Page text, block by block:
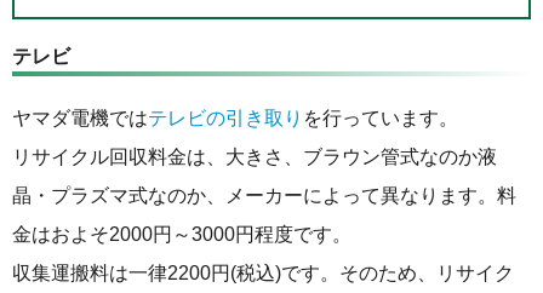
テレビ
ヤマダ電機ではテレビの引き取り を行っています。
リサイクル回収料金は、大きさ、ブラウン管式なのか液
晶・プラズマ式なのか、メーカーによって異なります。料
金はおよそ2000円～3000円程度です。
収集運搬料は一律2200円(税込)です。そのため、リサイク